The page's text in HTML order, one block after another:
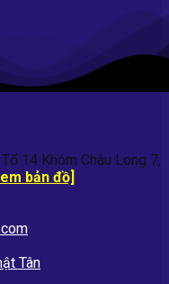
14 Khóm Châu Long 7,
bản đồ]
Tân